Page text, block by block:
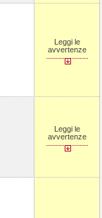
Leggi le
avvertenze
Leggi le
avvertenze